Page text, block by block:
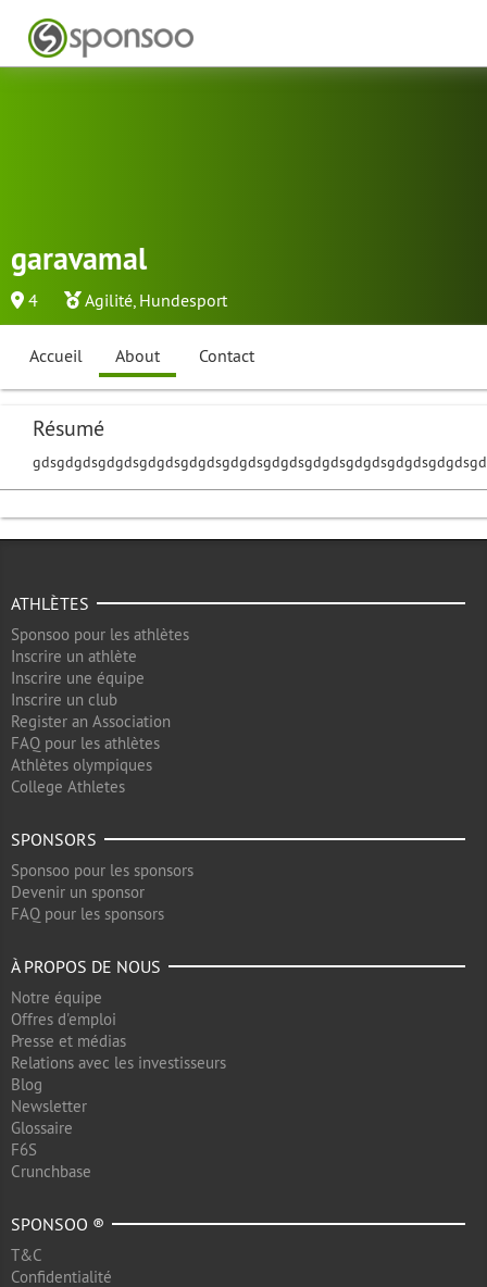
garavamal
4 Agilité, Hundesport
Accueil About Contact
Résumé
ATHLÈTES
Sponsoo pour les athlètes
Inscrire un athlète
Inscrire une équipe
Inscrire un club
Register an Association
FAQ pour les athlètes
Athlètes olympiques
College Athletes
SPONSORS
Sponsoo pour les sponsors
Devenir un sponsor
FAQ pour les sponsors
À PROPOS DE NOUS
Notre équipe
Offres d'emploi
Presse et médias
Relations avec les investisseurs
Blog
Newsletter
Glossaire
F6S
Crunchbase
SPONSOO ®
T&C
Confidentialité